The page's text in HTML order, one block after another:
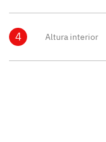
4 Altura interior